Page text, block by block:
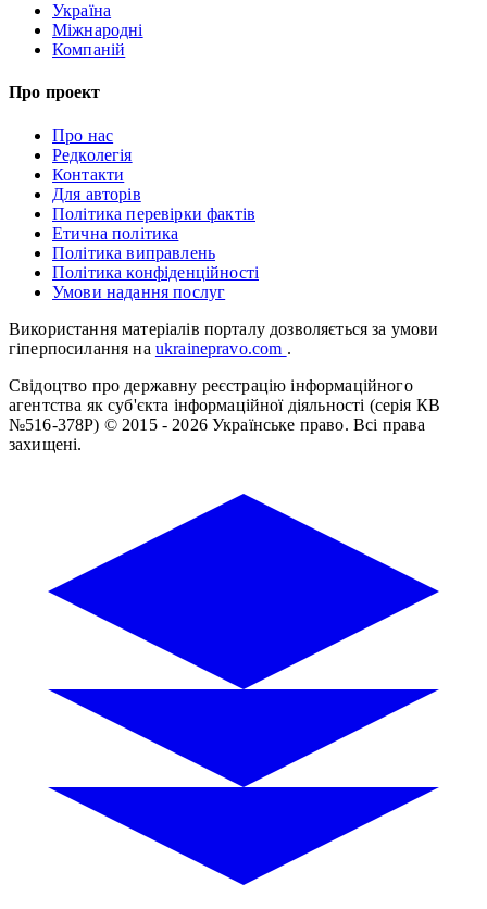
Україна
Міжнародні
Компаній
Про проект
Про нас
Редколегія
Контакти
Для авторів
Політика перевірки фактів
Етична політика
Політика виправлень
Політика конфіденційності
Умови надання послуг
Використання матеріалів порталу дозволяється за умови
гіперпосилання на ukrainepravo.com .
Свідоцтво про державну реєстрацію інформаційного
агентства як суб'єкта інформаційної діяльності (серія КВ
№516-378Р) © 2015 - 2026 Українське право. Всі права
захищені.